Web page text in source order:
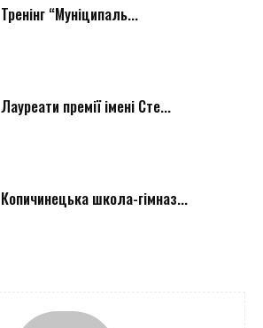
Тренінг “Муніципаль...
Лауреати премії імені Сте...
Копичинецька школа-гімназ...